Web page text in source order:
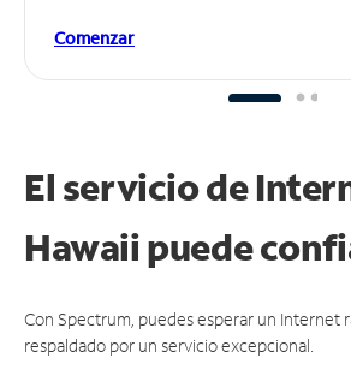
Comenzar
El servicio de
Hawaii puede
Con Spectrum, puedes esperar un Internet
respaldado por un servicio excepcional.